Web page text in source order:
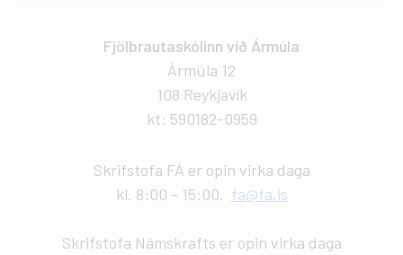
Fjölbrautaskólinn við Ármúla
Ármúla 12
108 Reykjavík
kt: 590182-0959
Skrifstofa FÁ er opin virka daga
kl. 8:00 - 15:00. fa@fa.is
Skrifstofa Námskrafts er opin virka daga